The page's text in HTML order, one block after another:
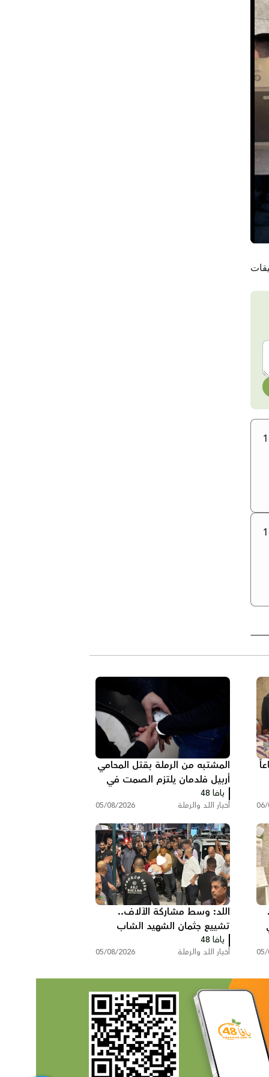
المشتبه من الرملة بقتل المحامي
أربيل فلدمان يلتزم الصمت في
التحقيق ويقول: "أنا مريض
نفسيًا"
يافا 48
أخبار اللد والرملة 05/08/2026
اللد: وسط مشاركة الآلاف..
تشييع جثمان الشهيد الشاب
سامي جعصوص
يافا 48
أخبار اللد والرملة 05/08/2026